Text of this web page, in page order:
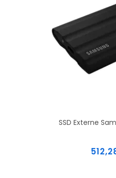
SSD Externe